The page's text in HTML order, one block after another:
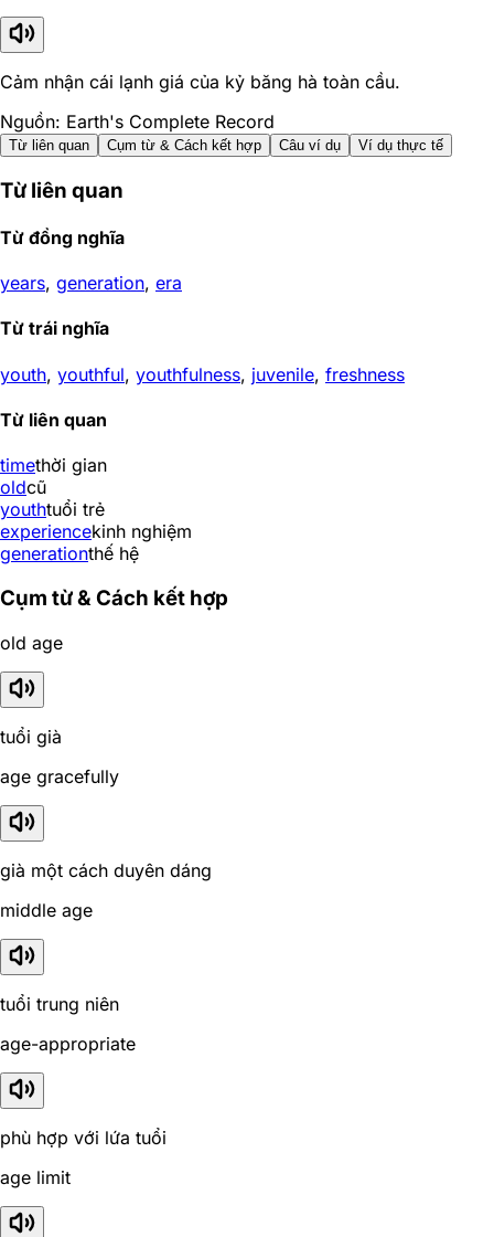
Cảm nhận cái lạnh giá của kỷ băng hà toàn cầu.
Nguồn: Earth's Complete Record
Từ liên quan Cụm từ & Cách kết hợp Câu ví dụ Ví dụ thực tế
Từ liên quan
Từ đồng nghĩa
years, generation, era
Từ trái nghĩa
youth, youthful, youthfulness, juvenile, freshness
Từ liên quan
timethời gian
oldcũ
youthtuổi trẻ
experiencekinh nghiệm
generationthế hệ
Cụm từ & Cách kết hợp
old age
tuổi già
age gracefully
già một cách duyên dáng
middle age
tuổi trung niên
age-appropriate
phù hợp với lứa tuổi
age limit